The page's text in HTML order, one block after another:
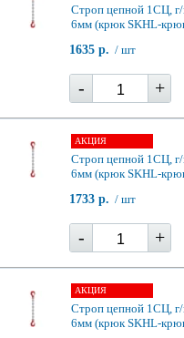
Строп цепной 1СЦ,
6мм (крюк SKHL-
1635 р. / шт
- +
АКЦИЯ
Строп цепной 1СЦ,
6мм (крюк SKHL-
1733 р. / шт
- +
АКЦИЯ
Строп цепной 1СЦ,
6мм (крюк SKHL-